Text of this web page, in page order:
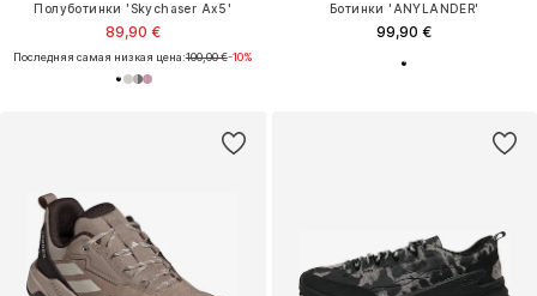
Полуботинки 'Skychaser Ax5'
89,90 €
Последняя самая низкая цена:100,00 €-10%
Ботинки 'ANYLANDER'
99,90 €